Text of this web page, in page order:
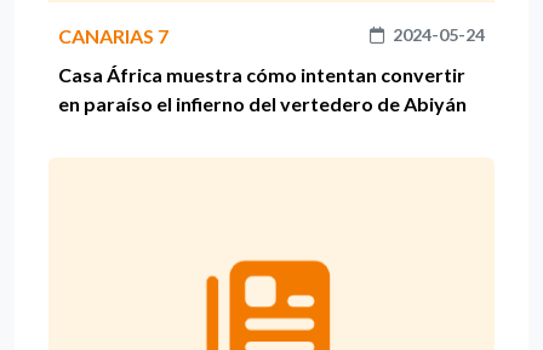
CANARIAS 7 2024-05-24
Casa África muestra cómo intentan convertir
en paraíso el infierno del vertedero de Abiyán